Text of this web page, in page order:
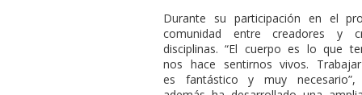
Durante su participación en el
comunidad entre creadores y
disciplinas. “El cuerpo es lo que
nos hace sentirnos vivos.
es fantástico y muy